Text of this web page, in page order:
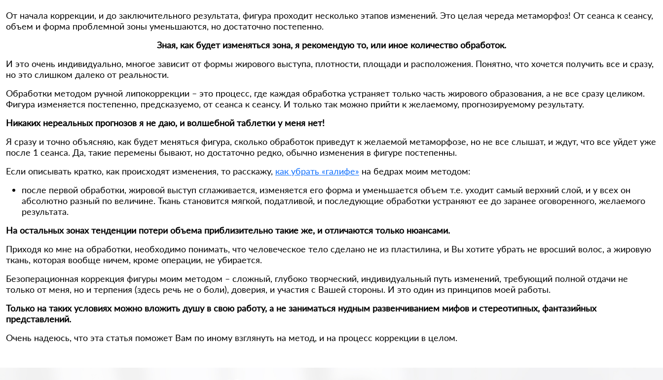
От начала коррекции, и до заключительного результата, фигура проходит несколько этапов изменений. Это целая череда метаморфоз! От сеанса к сеансу,
объем и форма проблемной зоны уменьшаются, но достаточно постепенно.
Зная, как будет изменяться зона, я рекомендую то, или иное количество обработок.
И это очень индивидуально, многое зависит от формы жирового выступа, плотности, площади и расположения. Понятно, что хочется получить все и сразу,
но это слишком далеко от реальности.
Обработки методом ручной липокоррекции – это процесс, где каждая обработка устраняет только часть жирового образования, а не все сразу целиком.
Фигура изменяется постепенно, предсказуемо, от сеанса к сеансу. И только так можно прийти к желаемому, прогнозируемому результату.
Никаких нереальных прогнозов я не даю, и волшебной таблетки у меня нет!
Я сразу и точно объясняю, как будет меняться фигура, сколько обработок приведут к желаемой метаморфозе, но не все слышат, и ждут, что все уйдет уже
после 1 сеанса. Да, такие перемены бывают, но достаточно редко, обычно изменения в фигуре постепенны.
Если описывать кратко, как происходят изменения, то расскажу, как убрать «галифе» на бедрах моим методом:
после первой обработки, жировой выступ сглаживается, изменяется его форма и уменьшается объем т.е. уходит самый верхний слой, и у всех он
абсолютно разный по величине. Ткань становится мягкой, податливой, и последующие обработки устраняют ее до заранее оговоренного, желаемого
результата.
На остальных зонах тенденции потери объема приблизительно такие же, и отличаются только нюансами.
Приходя ко мне на обработки, необходимо понимать, что человеческое тело сделано не из пластилина, и Вы хотите убрать не вросший волос, а жировую
ткань, которая вообще ничем, кроме операции, не убирается.
Безоперационная коррекция фигуры моим методом – сложный, глубоко творческий, индивидуальный путь изменений, требующий полной отдачи не
только от меня, но и терпения (здесь речь не о боли), доверия, и участия с Вашей стороны. И это один из принципов моей работы.
Только на таких условиях можно вложить душу в свою работу, а не заниматься нудным развенчиванием мифов и стереотипных, фантазийных
представлений.
Очень надеюсь, что эта статья поможет Вам по иному взглянуть на метод, и на процесс коррекции в целом.